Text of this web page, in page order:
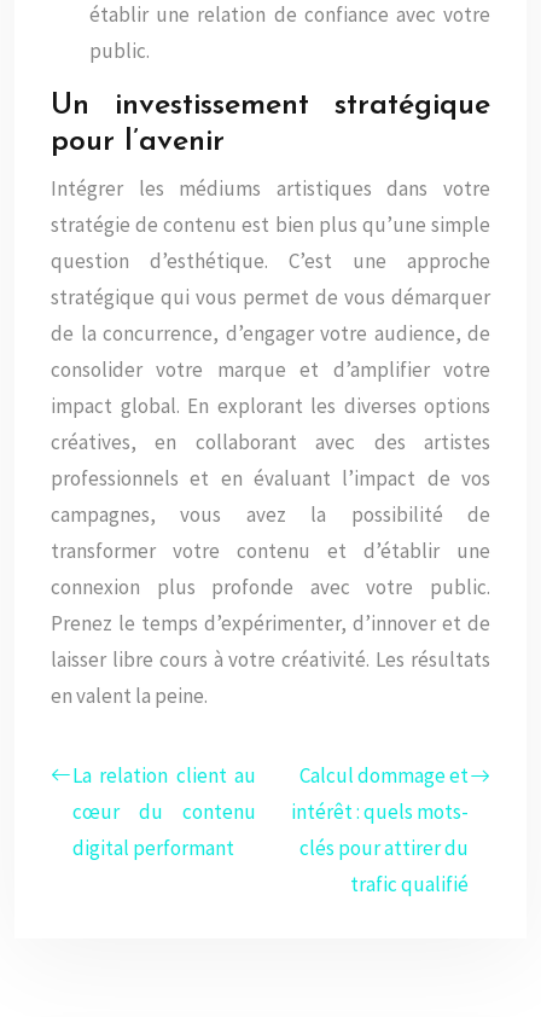
établir une relation de confiance avec votre
public.
Un investissement stratégique
pour l’avenir
Intégrer les médiums artistiques dans votre
stratégie de contenu est bien plus qu’une simple
question d’esthétique. C’est une approche
stratégique qui vous permet de vous démarquer
de la concurrence, d’engager votre audience, de
consolider votre marque et d’amplifier votre
impact global. En explorant les diverses options
créatives, en collaborant avec des artistes
professionnels et en évaluant l’impact de vos
campagnes, vous avez la possibilité de
transformer votre contenu et d’établir une
connexion plus profonde avec votre public.
Prenez le temps d’expérimenter, d’innover et de
laisser libre cours à votre créativité. Les résultats
en valent la peine.
La relation client au
cœur du contenu
digital performant
Calcul dommage et
intérêt : quels mots-
clés pour attirer du
trafic qualifié